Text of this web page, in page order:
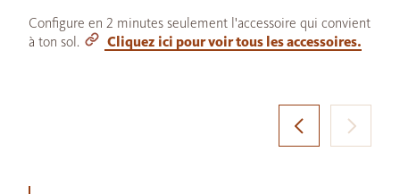
Configure en 2 minutes seulement l'accessoire qui convient
à ton sol.
Cliquez ici pour voir tous les accessoires.